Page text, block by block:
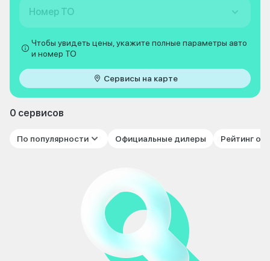
Номер ТО
Чтобы увидеть цены, укажите полные параметры авто
и номер ТО
Сервисы на карте
0 сервисов
По популярности Официальные дилеры Рейтинг